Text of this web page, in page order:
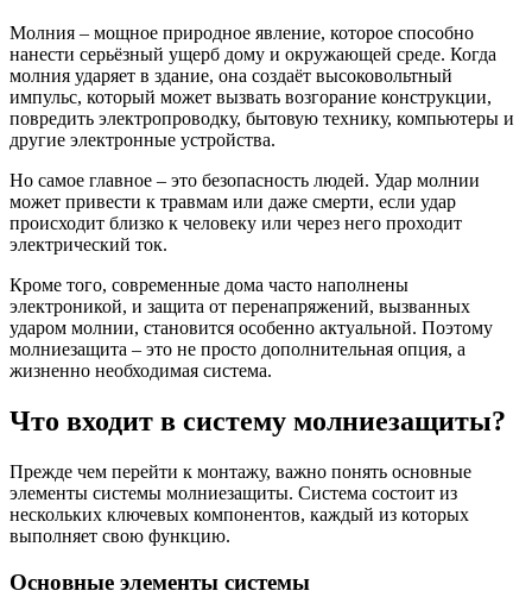
Молния – мощное природное явление, которое способно
нанести серьёзный ущерб дому и окружающей среде. Когда
молния ударяет в здание, она создаёт высоковольтный
импульс, который может вызвать возгорание конструкции,
повредить электропроводку, бытовую технику, компьютеры и
другие электронные устройства.
Но самое главное – это безопасность людей. Удар молнии
может привести к травмам или даже смерти, если удар
происходит близко к человеку или через него проходит
электрический ток.
Кроме того, современные дома часто наполнены
электроникой, и защита от перенапряжений, вызванных
ударом молнии, становится особенно актуальной. Поэтому
молниезащита – это не просто дополнительная опция, а
жизненно необходимая система.
Что входит в систему молниезащиты?
Прежде чем перейти к монтажу, важно понять основные
элементы системы молниезащиты. Система состоит из
нескольких ключевых компонентов, каждый из которых
выполняет свою функцию.
Основные элементы системы